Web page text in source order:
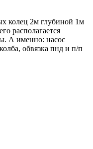
колец 2м глубиной 1м
располагается
А именно: насос
обвязка пнд и п/п